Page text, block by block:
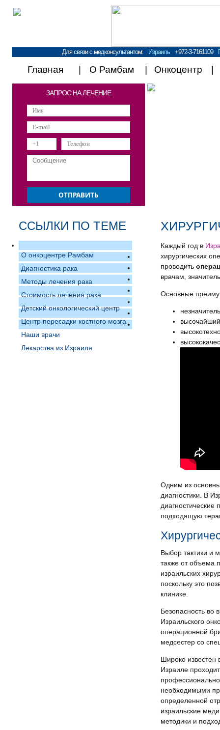
Для связи с медконсультантом: Израиль +972-3-7161109
Главная О Рамбам Онкоцентр
ЗАПРОС НА ЛЕЧЕНИЕ
ССЫЛКИ ПО ТЕМЕ
О онкоцентре Рамбам
Диагностика рака
Методы лечения рака
Стоимость лечения рака
Детский онкологический центр
Центр пересадки костного мозга
Наши врачи
Лекарства из Израиля
Каждый год в
хирургических
проводить
врачам,
Основные
Одним из
диагностики. В
подходящую
Выбор тактики и
также от объема
израильских
поскольку это
клинике.
Безопасность во
Израильского
операционной
медсестер со
Широко известен
Израиле
необходимыми
определенной
израильские
методики и